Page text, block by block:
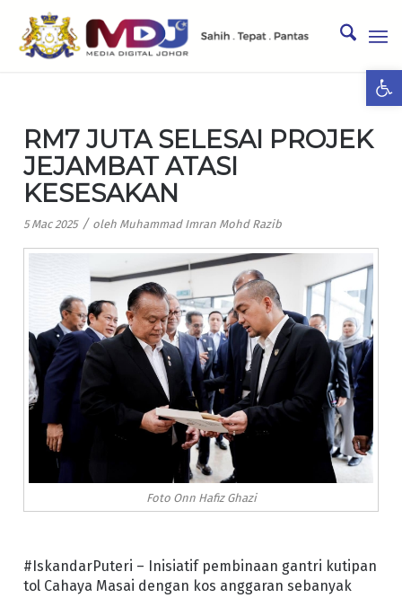
RM7 JUTA SELESAI PROJEK
JEJAMBAT ATASI
KESESAKAN
5 Mac 2025 / oleh Muhammad Imran Mohd Razib
Foto Onn Hafiz Ghazi
#IskandarPuteri – Inisiatif pembinaan gantri kutipan
tol Cahaya Masai dengan kos anggaran sebanyak